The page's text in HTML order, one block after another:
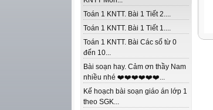
Toán 1 KNTT. Bài 1 Tiết 2....
Toán 1 KNTT. Bài 1 Tiết 1....
Toán 1 KNTT. Bài Các số từ 0
đến 10...
Bài soạn hay. Cảm ơn thầy Nam
nhiều nhé ❤️❤️❤️❤️❤️❤️...
Kế hoạch bài soạn giáo án lớp 1
theo SGK...